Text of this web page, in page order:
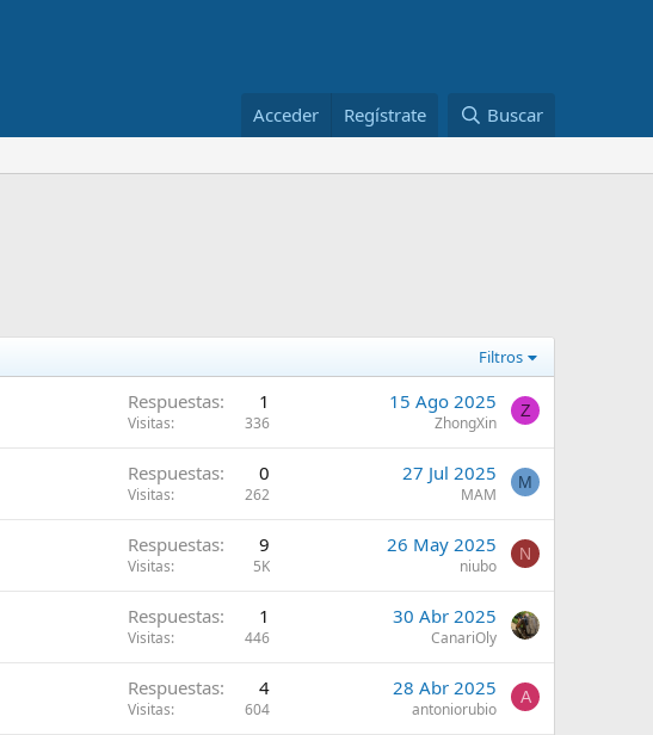
Acceder Regístrate Buscar
Filtros
Respuestas 1
Visitas 336
15 Ago 2025
ZhongXin
Z
Respuestas 0
Visitas 262
27 Jul 2025
MAM
M
Respuestas 9
Visitas 5K
26 May 2025
niubo
N
Respuestas 1
Visitas 446
30 Abr 2025
CanariOly
Respuestas 4
Visitas 604
28 Abr 2025
antoniorubio
A